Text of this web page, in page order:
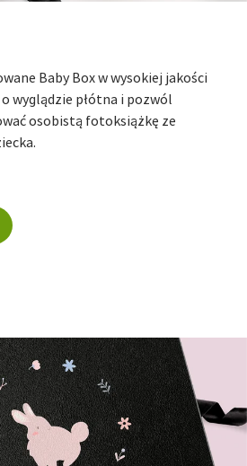
Baby Box w wysokiej jakości
wyglądzie płótna i pozwól
osobistą fotoksiążkę ze